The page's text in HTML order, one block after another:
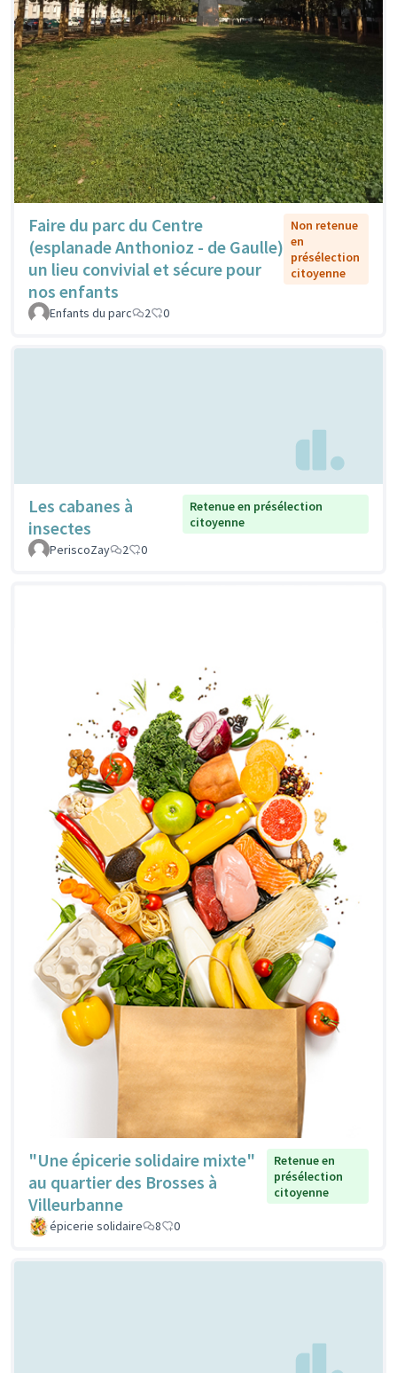
Faire du parc du Centre
(esplanade Anthonioz - de Gaulle)
un lieu convivial et sécure pour
nos enfants
Non retenue
en
présélection
citoyenne
Enfants du parc 2 0
Les cabanes à
insectes
Retenue en présélection
citoyenne
PeriscoZay
2 0
"Une épicerie solidaire mixte"
au quartier des Brosses à
Villeurbanne
Retenue en
présélection
citoyenne
épicerie solidaire 8 0